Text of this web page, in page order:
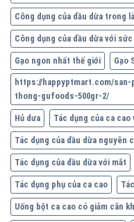
Công dụng của dầu dừa trong
Công dụng của dầu dừa với
Gạo ngon nhất thế giới Gạo
https://happyptmart.com/
thong-gufoods-500gr-2/
Hủ dưa Tác dụng của ca
Tác dụng của dầu dừa nguyên
Tác dụng của dầu dừa với mắt
Tác dụng phụ của ca cao
Uống bột ca cao có giảm cân